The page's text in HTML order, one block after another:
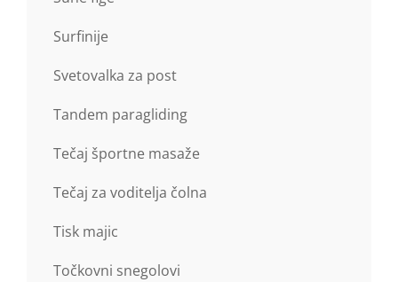
Surfinije
Svetovalka za post
Tandem paragliding
Tečaj športne masaže
Tečaj za voditelja čolna
Tisk majic
Točkovni snegolovi